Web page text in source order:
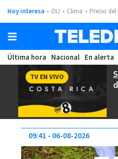
Hoy interesa OIJ Clima Precio
Última hora Nacional En alerta
TV EN VIVO
09:41 06-08-2026